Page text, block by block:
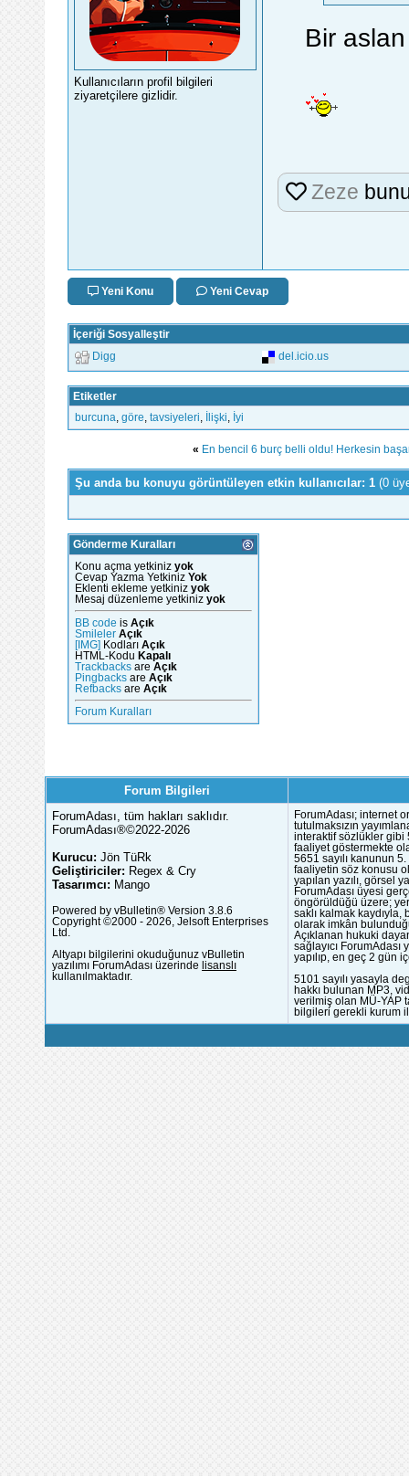
Kullanıcıların profil bilgileri
ziyaretçilere gizlidir.
Bir
Zeze
Yeni Konu Yeni Cevap
İçeriği Sosyalleştir
Digg del.icio.us
Etiketler
burcuna göre tavsiyeleri İlişki İyi
« En bencil 6 burç belli oldu! Herkesin
Şu anda bu konuyu görüntüleyen etkin kullanıcılar: 1 (0
Gönderme Kuralları
Konu açma yetkiniz yok
Cevap Yazma Yetkiniz Yok
Eklenti ekleme yetkiniz yok
Mesaj düzenleme yetkiniz yok
BB code is Açık
Smileler Açık
[IMG] Kodları Açık
HTML-Kodu Kapalı
Trackbacks are Açık
Pingbacks are Açık
Refbacks are Açık
Forum Kuralları
Forum Bilgileri
ForumAdası, tüm hakları saklıdır.
ForumAdası®©2022-2026
Kurucu: Jön TüRk
Geliştiriciler: Regex & Cry
Tasarımcı: Mango
Powered by vBulletin® Version 3.8.6
Copyright ©2000 - 2026, Jelsoft Enterprises
Ltd.
Altyapı bilgilerini okuduğunuz vBulletin
yazılımı ForumAdası üzerinde lisanslı
kullanılmaktadır.
ForumAdası; internet
tutulmaksızın
interaktif sözlükler gibi
faaliyet göstermekte
5651 sayılı kanunun
faaliyetin söz konusu
yapılan yazılı, görsel
ForumAdası üyesi
öngörüldüğü üzere;
saklı kalmak
olarak imkân
Açıklanan hukuki
sağlayıcı
yapılıp, en geç 2 gün
5101 sayılı yasayla
hakkı bulunan MP3,
verilmiş olan MÜ-YAP
bilgileri gerekli kurum